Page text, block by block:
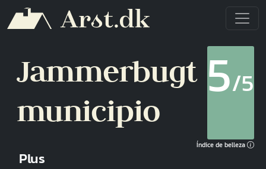
Jammerbugt
municipio
5/5
Índice de belleza
Plus